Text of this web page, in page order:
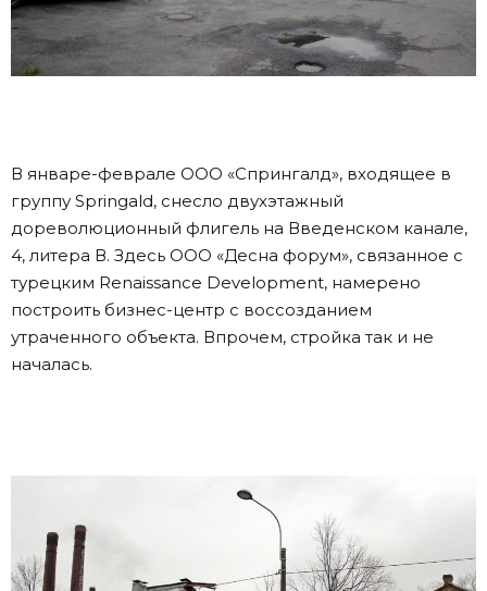
В январе-феврале ООО «Спрингалд», входящее в
группу Springald, снесло двухэтажный
дореволюционный флигель на Введенском канале,
4, литера В. Здесь ООО «Десна форум», связанное с
турецким Renaissance Development, намерено
построить бизнес-центр с воссозданием
утраченного объекта. Впрочем, стройка так и не
началась.